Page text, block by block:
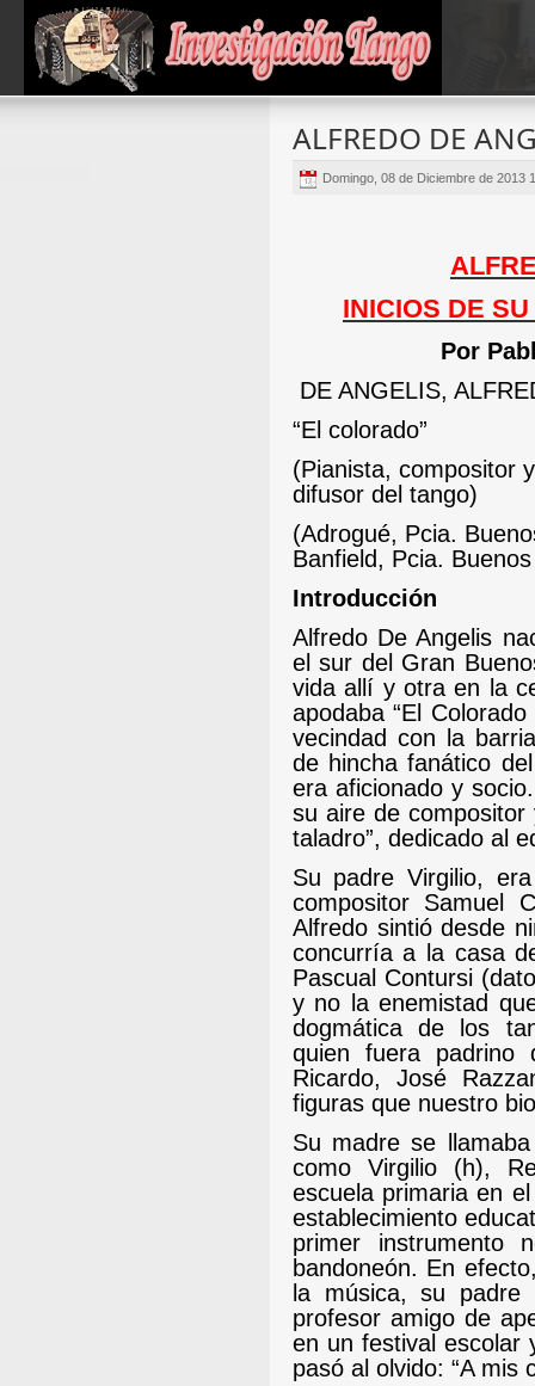
ALFREDO DE
Domingo, 08 de Diciembre de 2013
INICIOS DE
Por
DE ANGELIS,
“El colorado”
(Pianista, compositor
difusor del tango)
(Adrogué, Pcia.
Banfield, Pcia.
Introducción
Alfredo De Angelis
el sur del Gran
vida allí y otra en la
apodaba “El
vecindad con la
de hincha fanático
era aficionado y
su aire de
taladro”, dedicado al
Su padre Virgilio,
compositor Samuel
Alfredo sintió desde
concurría a la casa
Pascual Contursi
y no la enemistad
dogmática de los
quien fuera padrino
Ricardo, José
figuras que nuestro
Su madre se
como Virgilio (h),
escuela primaria en
establecimiento
primer
bandoneón. En
la música, su
profesor amigo de
en un festival escolar
pasó al olvido: “A mis